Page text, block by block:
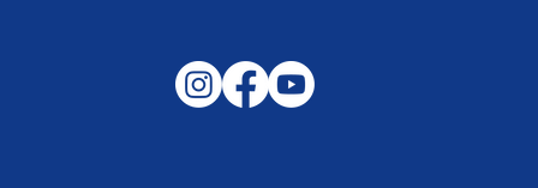
Gemeinsam auf außergewöhnliche